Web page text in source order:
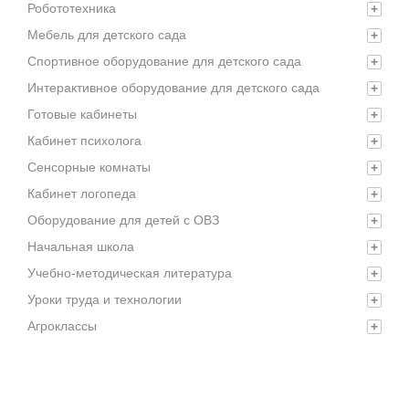
Робототехника
+
Мебель для детского сада
+
Спортивное оборудование для детского сада
+
Интерактивное оборудование для детского сада
+
Готовые кабинеты
+
Кабинет психолога
+
Сенсорные комнаты
+
Кабинет логопеда
+
Оборудование для детей с ОВЗ
+
Начальная школа
+
Учебно-методическая литература
+
Уроки труда и технологии
+
Агроклассы
+